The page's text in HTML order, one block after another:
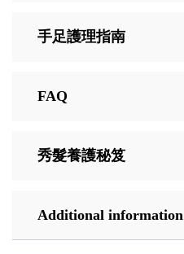
手足護理指南
FAQ
秀髮養護秘笈
Additional information